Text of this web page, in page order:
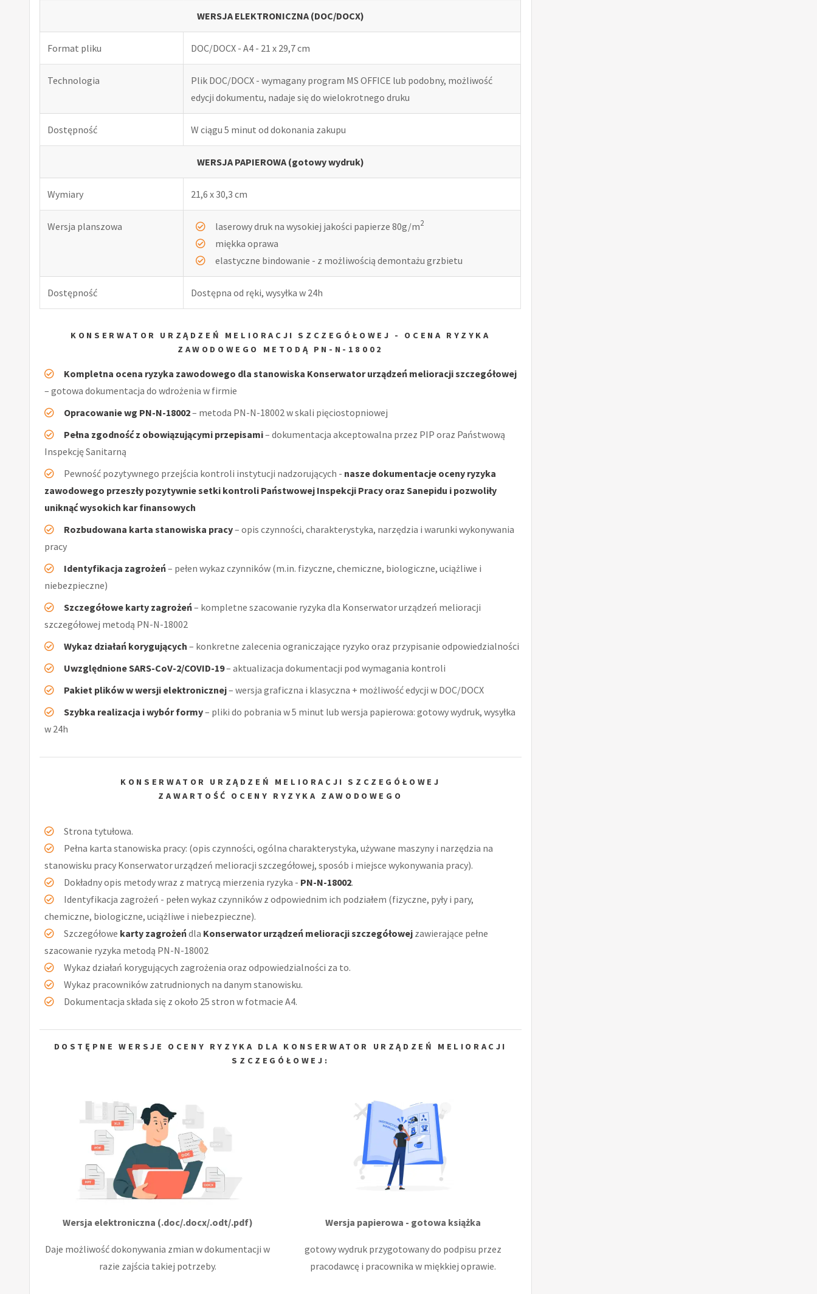
WERSJA ELEKTRONICZNA (DOC/DOCX)
Format pliku DOC/DOCX - A4 - 21 x 29,7 cm
Technologia
Plik DOC/DOCX - wymagany program MS OFFICE lub podobny, możliwość
edycji dokumentu, nadaje się do wielokrotnego druku
Dostępność W ciągu 5 minut od dokonania zakupu
WERSJA PAPIEROWA (gotowy wydruk)
Wymiary 21,6 x 30,3 cm
Wersja planszowa laserowy druk na wysokiej jakości papierze 80g/m2
miękka oprawa
elastyczne bindowanie - z możliwością demontażu grzbietu
Dostępność Dostępna od ręki, wysyłka w 24h
KONSERWATOR URZĄDZEŃ MELIORACJI SZCZEGÓŁOWEJ - OCENA RYZYKA
ZAWODOWEGO METODĄ PN-N-18002
Kompletna ocena ryzyka zawodowego dla stanowiska Konserwator urządzeń melioracji szczegółowej
– gotowa dokumentacja do wdrożenia w firmie
Opracowanie wg PN-N-18002– metoda PN-N-18002 w skali pięciostopniowej
Pełna zgodność z obowiązującymi przepisami– dokumentacja akceptowalna przez PIP oraz Państwową
Inspekcję Sanitarną
Pewność pozytywnego przejścia kontroli instytucji nadzorujących - nasze dokumentacje oceny ryzyka
zawodowego przeszły pozytywnie setki kontroli Państwowej Inspekcji Pracy oraz Sanepidu i pozwoliły
uniknąć wysokich kar finansowych
Rozbudowana karta stanowiska pracy– opis czynności, charakterystyka, narzędzia i warunki wykonywania
pracy
Identyfikacja zagrożeń– pełen wykaz czynników (m.in. fizyczne, chemiczne, biologiczne, uciążliwe i
niebezpieczne)
Szczegółowe karty zagrożeń– kompletne szacowanie ryzyka dla Konserwator urządzeń melioracji
szczegółowej metodą PN-N-18002
Wykaz działań korygujących – konkretne zalecenia ograniczające ryzyko oraz przypisanie odpowiedzialności
Uwzględnione SARS-CoV-2/COVID-19– aktualizacja dokumentacji pod wymagania kontroli
Pakiet plików w wersji elektronicznej– wersja graficzna i klasyczna + możliwość edycji w DOC/DOCX
Szybka realizacja i wybór formy– pliki do pobrania w 5 minut lub wersja papierowa: gotowy wydruk, wysyłka
w 24h
KONSERWATOR URZĄDZEŃ MELIORACJI SZCZEGÓŁOWEJ
ZAWARTOŚĆ OCENY RYZYKA ZAWODOWEGO
Strona tytułowa.
Pełna karta stanowiska pracy: (opis czynności, ogólna charakterystyka, używane maszyny i narzędzia na
stanowisku pracy Konserwator urządzeń melioracji szczegółowej, sposób i miejsce wykonywania pracy).
Dokładny opis metody wraz z matrycą mierzenia ryzyka - PN-N-18002.
Identyfikacja zagrożeń - pełen wykaz czynników z odpowiednim ich podziałem (fizyczne, pyły i pary,
chemiczne, biologiczne, uciążliwe i niebezpieczne).
Szczegółowe karty zagrożeńdla Konserwator urządzeń melioracji szczegółowej zawierające pełne
szacowanie ryzyka metodą PN-N-18002
Wykaz działań korygujących zagrożenia oraz odpowiedzialności za to.
Wykaz pracowników zatrudnionych na danym stanowisku.
Dokumentacja składa się z około 25 stron w fotmacie A4.
DOSTĘPNE WERSJE OCENY RYZYKA DLA KONSERWATOR URZĄDZEŃ MELIORACJI
SZCZEGÓŁOWEJ:
Wersja elektroniczna (.doc/.docx/.odt/.pdf)
Daje możliwość dokonywania zmian w dokumentacji w
razie zajścia takiej potrzeby.
Wersja papierowa - gotowa książka
gotowy wydruk przygotowany do podpisu przez
pracodawcę i pracownika w miękkiej oprawie.